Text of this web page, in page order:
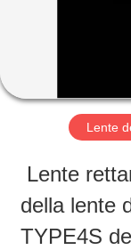
DI
VISITA
ALLA
Lente
Lente
della lente
TYPE4S